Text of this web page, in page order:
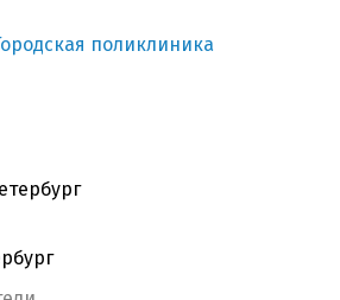
поликлиника